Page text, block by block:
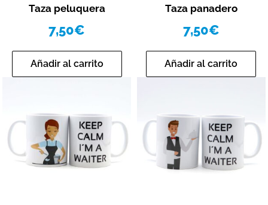
Taza peluquera
7,50€
Añadir al carrito
Taza panadero
7,50€
Añadir al carrito